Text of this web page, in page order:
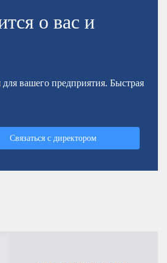
о вас и
для вашего предприятия. Быстрая
Связаться с директором